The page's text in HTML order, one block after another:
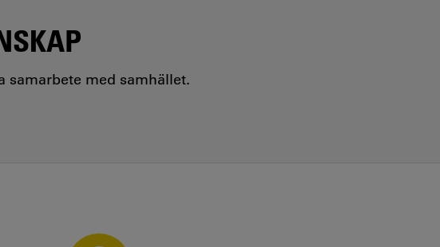
samarbete med samhället.